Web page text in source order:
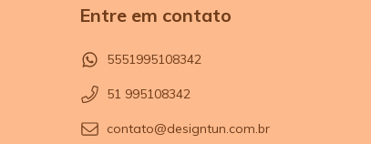
Entre em contato
5551995108342
51 995108342
contato@designtun.com.br